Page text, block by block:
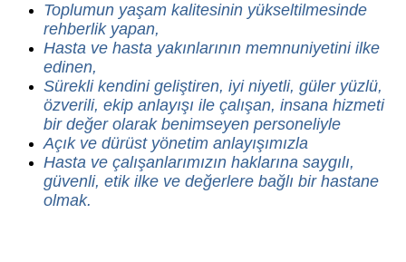
Toplumun yaşam kalitesinin yükseltilmesinde
rehberlik yapan,
Hasta ve hasta yakınlarının memnuniyetini ilke
edinen,
Sürekli kendini geliştiren, iyi niyetli, güler yüzlü,
özverili, ekip anlayışı ile çalışan, insana hizmeti
bir değer olarak benimseyen personeliyle
Açık ve dürüst yönetim anlayışımızla
Hasta ve çalışanlarımızın haklarına saygılı,
güvenli, etik ilke ve değerlere bağlı bir hastane
olmak.